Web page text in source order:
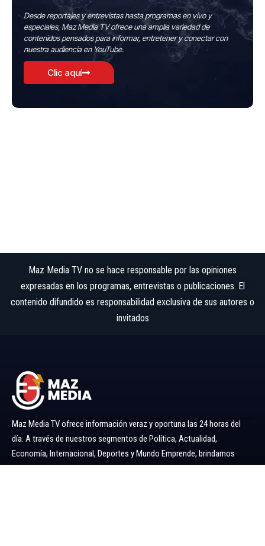
Desde reportajes y entrevistas hasta programas en vivo y
especiales, Maz Media TV ofrece una amplia variedad de
contenidos pensados para informar, entretener y conectar con
nuestra audiencia en YouTube.
Clic aquí
Maz Media TV no se hace responsable por las opiniones
expresadas en los programas, entrevistas o publicaciones. El
contenido difundido es responsabilidad exclusiva de sus autores o
invitados
Maz Media TV ofrece información veraz y oportuna las 24 horas del
día. A través de nuestros segmentos de Política, Actualidad,
Economía, Internacional, Deportes y Mundo Emprende, brindamos
noticias y análisis confiables para mantenerlo siempre informado.